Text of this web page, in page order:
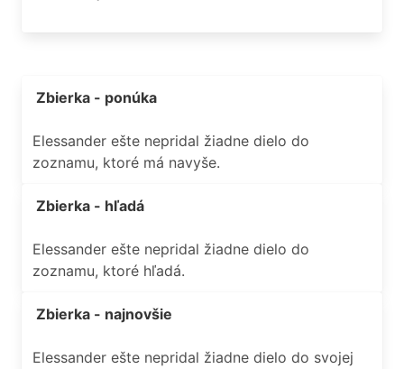
Zbierka - ponúka
Elessander ešte nepridal žiadne dielo do
zoznamu, ktoré má navyše.
Zbierka - hľadá
Elessander ešte nepridal žiadne dielo do
zoznamu, ktoré hľadá.
Zbierka - najnovšie
Elessander ešte nepridal žiadne dielo do svojej